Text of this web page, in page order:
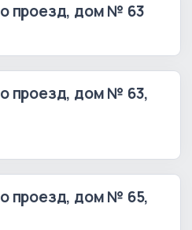
проезд, дом № 63
проезд, дом № 63,
проезд, дом № 65,